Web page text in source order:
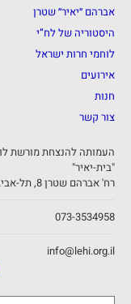
אברהם ״יאיר״ שטרן
היסטוריה של לח”י
לוחמי חרות ישראל
אירועים
חנות
צור קשר
העמותה להנצחת מורשת
"בית-יאיר"
רח' אברהם שטרן 8, תל-אביב - יפו 6608531
073-3534958
info@lehi.org.il